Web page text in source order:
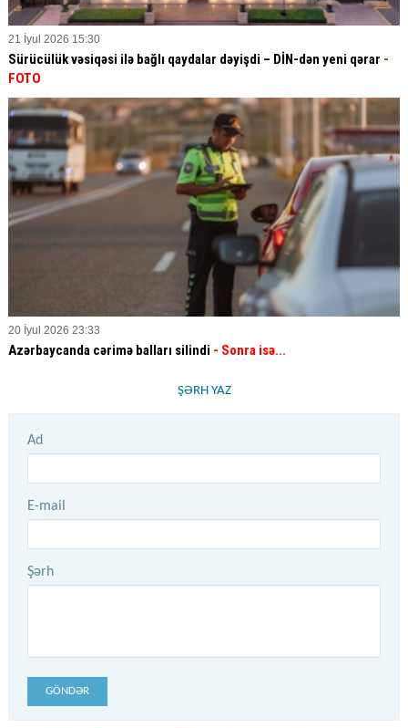
21 İyul 2026 15:30
Sürücülük vəsiqəsi ilə bağlı qaydalar dəyişdi – DİN-dən yeni qərar -
FOTO
20 İyul 2026 23:33
Azərbaycanda cərimə balları silindi - Sonra isə...
ŞƏRH YAZ
Ad
E-mail
Şərh
GÖNDƏR